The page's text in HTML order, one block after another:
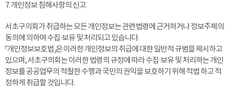
7. 개인정보 침해사항의 신고
서초구의회가 취급하는 모든 개인정보는 관련법령에 근거하거나 정보주체의
동의에 의하여 수집·보유 및 처리되고 있습니다.
「개인정보보호법」은 이러한 개인정보의 취급에 대한 일반적 규범을 제시하고
있으며, 서초구의회는 이러한 법령의 규정에 따라 수집·보유 및 처리하는 개인
정보를 공공업무의 적절한 수행과 국민의 권익을 보호하기 위해 적법 하고 적
정하게 취급할 것입니다.